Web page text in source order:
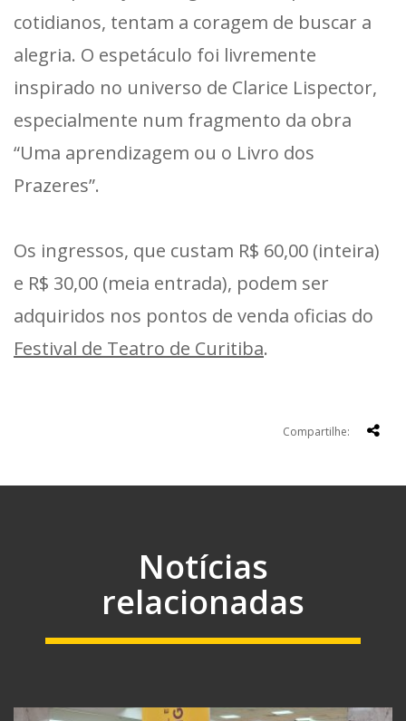
cotidianos, tentam a coragem de buscar a
alegria. O espetáculo foi livremente
inspirado no universo de Clarice Lispector,
especialmente num fragmento da obra
“Uma aprendizagem ou o Livro dos
Prazeres”.
Os ingressos, que custam R$ 60,00 (inteira)
e R$ 30,00 (meia entrada), podem ser
adquiridos nos pontos de venda oficias do
Festival de Teatro de Curitiba.
Compartilhe:
Notícias
relacionadas